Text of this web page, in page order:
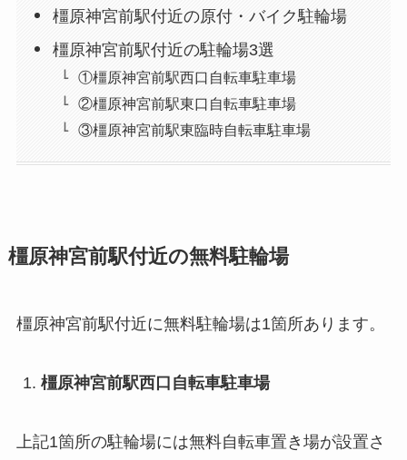
橿原神宮前駅付近の原付・バイク駐輪場
橿原神宮前駅付近の駐輪場3選
①橿原神宮前駅西口自転車駐車場
②橿原神宮前駅東口自転車駐車場
③橿原神宮前駅東臨時自転車駐車場
橿原神宮前駅付近の無料駐輪場
橿原神宮前駅付近に無料駐輪場は1箇所あります。
橿原神宮前駅西口自転車駐車場
上記1箇所の駐輪場には無料自転車置き場が設置さ